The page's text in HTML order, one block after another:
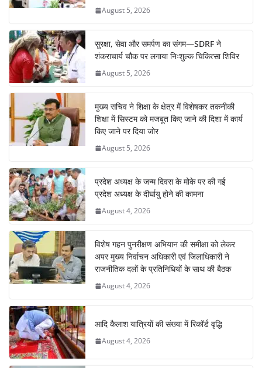
August 5, 2026
सुरक्षा, सेवा और समर्पण का संगम—SDRF ने
शंकराचार्य चौक पर लगाया निःशुल्क चिकित्सा शिविर
August 5, 2026
मुख्य सचिव ने शिक्षा के क्षेत्र में विशेषकर तकनीकी
शिक्षा में सिस्टम को मजबूत किए जाने की दिशा में कार्य
किए जाने पर दिया जोर
August 5, 2026
प्रदेश अध्यक्ष के जन्म दिवस के मोके पर की गई
प्रदेश अध्यक्ष के दीर्घायु होने की कामना
August 4, 2026
विशेष गहन पुनरीक्षण अभियान की समीक्षा को लेकर
अपर मुख्य निर्वाचन अधिकारी एवं जिलाधिकारी ने
राजनीतिक दलों के प्रतिनिधियों के साथ की बैठक
August 4, 2026
आदि कैलाश यात्रियों की संख्या में रिकॉर्ड वृद्धि
August 4, 2026